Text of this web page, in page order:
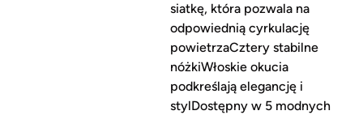
siatkę, która pozwala na
odpowiednią cyrkulację
powietrzaCztery stabilne
nóżkiWłoskie okucia
podkreślają elegancję i
stylDostępny w 5 modnych